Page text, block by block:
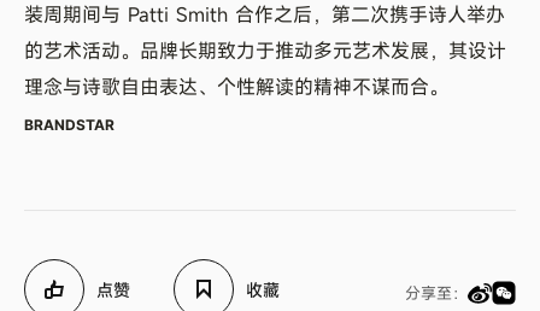
装周期间与 Patti Smith 合作之后，第二次携手诗人举办
的艺术活动。品牌长期致力于推动多元艺术发展，其设计
理念与诗歌自由表达、个性解读的精神不谋而合。
BRANDSTAR
点赞 收藏 分享至：